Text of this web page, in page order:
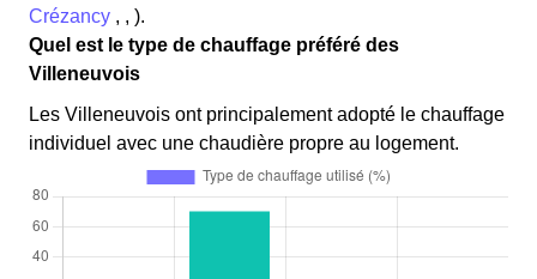
Crézancy , , ).
Quel est le type de chauffage préféré des
Villeneuvois
Les Villeneuvois ont principalement adopté le chauffage
individuel avec une chaudière propre au logement.